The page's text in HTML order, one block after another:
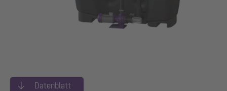
Datenblatt